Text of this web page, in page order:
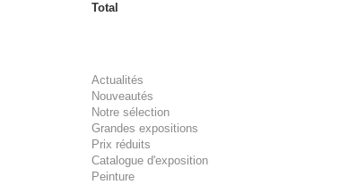
Total
Actualités
Nouveautés
Notre sélection
Grandes expositions
Prix réduits
Catalogue d'exposition
Peinture